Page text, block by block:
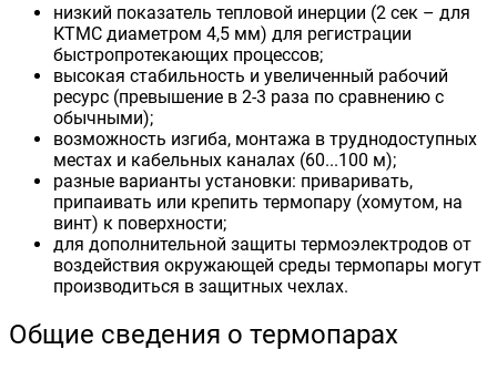
низкий показатель тепловой инерции (2 сек – для
КТМС диаметром 4,5 мм) для регистрации
быстропротекающих процессов;
высокая стабильность и увеличенный рабочий
ресурс (превышение в 2-3 раза по сравнению с
обычными);
возможность изгиба, монтажа в труднодоступных
местах и кабельных каналах (60...100 м);
разные варианты установки: приваривать,
припаивать или крепить термопару (хомутом, на
винт) к поверхности;
для дополнительной защиты термоэлектродов от
воздействия окружающей среды термопары могут
производиться в защитных чехлах.
Общие сведения о термопарах